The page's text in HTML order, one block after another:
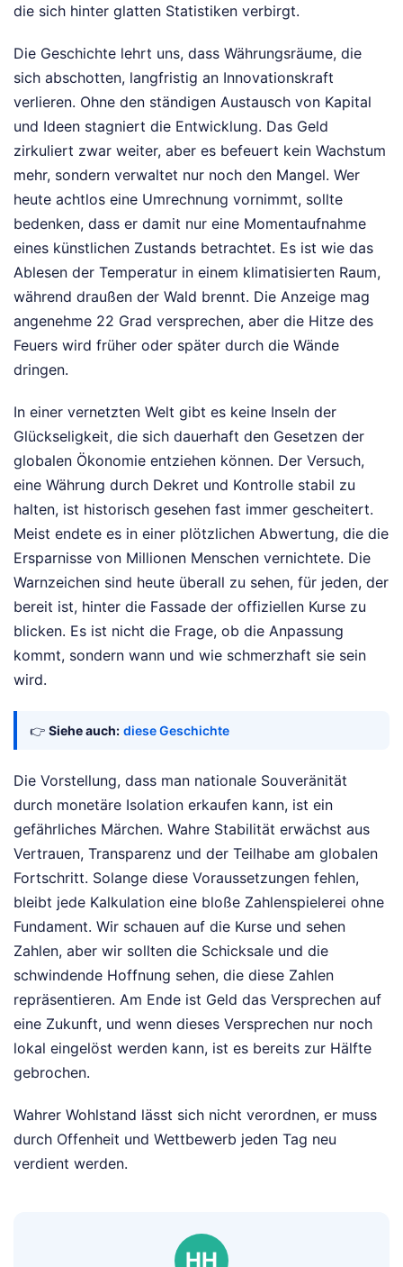
die sich hinter glatten Statistiken verbirgt.
Die Geschichte lehrt uns, dass Währungsräume, die
sich abschotten, langfristig an Innovationskraft
verlieren. Ohne den ständigen Austausch von Kapital
und Ideen stagniert die Entwicklung. Das Geld
zirkuliert zwar weiter, aber es befeuert kein Wachstum
mehr, sondern verwaltet nur noch den Mangel. Wer
heute achtlos eine Umrechnung vornimmt, sollte
bedenken, dass er damit nur eine Momentaufnahme
eines künstlichen Zustands betrachtet. Es ist wie das
Ablesen der Temperatur in einem klimatisierten Raum,
während draußen der Wald brennt. Die Anzeige mag
angenehme 22 Grad versprechen, aber die Hitze des
Feuers wird früher oder später durch die Wände
dringen.
In einer vernetzten Welt gibt es keine Inseln der
Glückseligkeit, die sich dauerhaft den Gesetzen der
globalen Ökonomie entziehen können. Der Versuch,
eine Währung durch Dekret und Kontrolle stabil zu
halten, ist historisch gesehen fast immer gescheitert.
Meist endete es in einer plötzlichen Abwertung, die die
Ersparnisse von Millionen Menschen vernichtete. Die
Warnzeichen sind heute überall zu sehen, für jeden, der
bereit ist, hinter die Fassade der offiziellen Kurse zu
blicken. Es ist nicht die Frage, ob die Anpassung
kommt, sondern wann und wie schmerzhaft sie sein
wird.
👉 Siehe auch: diese Geschichte
Die Vorstellung, dass man nationale Souveränität
durch monetäre Isolation erkaufen kann, ist ein
gefährliches Märchen. Wahre Stabilität erwächst aus
Vertrauen, Transparenz und der Teilhabe am globalen
Fortschritt. Solange diese Voraussetzungen fehlen,
bleibt jede Kalkulation eine bloße Zahlenspielerei ohne
Fundament. Wir schauen auf die Kurse und sehen
Zahlen, aber wir sollten die Schicksale und die
schwindende Hoffnung sehen, die diese Zahlen
repräsentieren. Am Ende ist Geld das Versprechen auf
eine Zukunft, und wenn dieses Versprechen nur noch
lokal eingelöst werden kann, ist es bereits zur Hälfte
gebrochen.
Wahrer Wohlstand lässt sich nicht verordnen, er muss
durch Offenheit und Wettbewerb jeden Tag neu
verdient werden.
HH